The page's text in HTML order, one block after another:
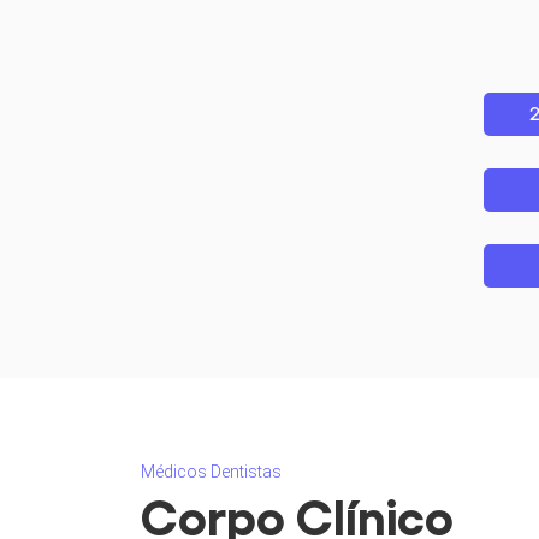
Médicos Dentistas
Corpo Clínico